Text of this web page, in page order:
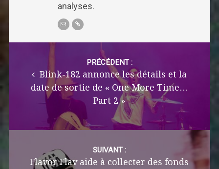
analyses.
PRÉCÉDENT :
Blink-182 annonce les détails et la
date de sortie de « One More Time…
Part 2 »
SUIVANT :
Flavor Flav aide à collecter des fonds